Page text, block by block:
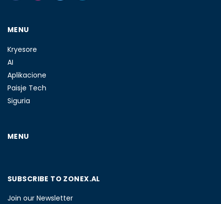
MENU
Kryesore
AI
Aplikacione
Paisje Tech
Siguria
MENU
SUBSCRIBE TO ZONEX.AL
Join our Newsletter